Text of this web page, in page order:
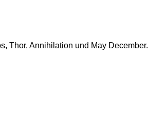
Thor, Annihilation und May December.